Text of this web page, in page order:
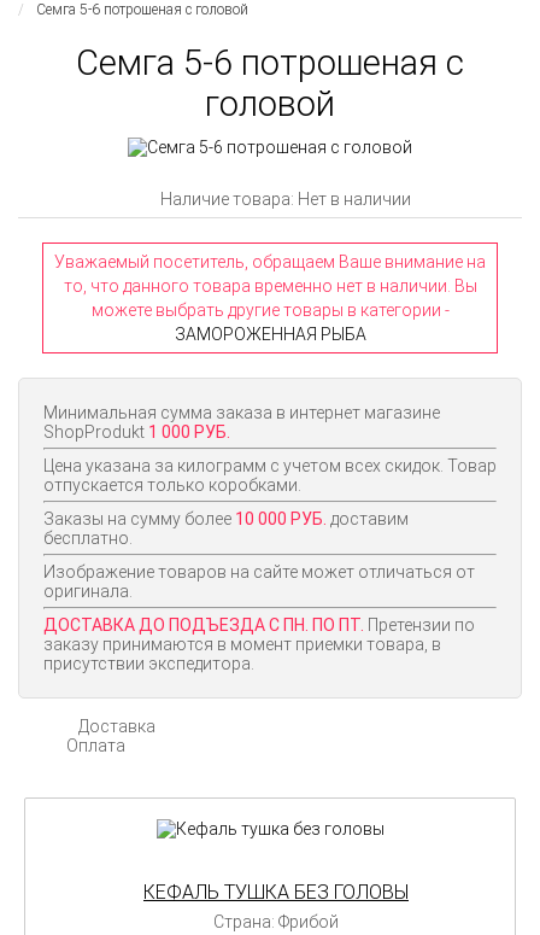
Семга 5-6 потрошеная с головой
Семга 5-6 потрошеная с
головой
Наличие товара: Нет в наличии
Уважаемый посетитель, обращаем Ваше внимание на
то, что данного товара временно нет в наличии. Вы
можете выбрать другие товары в категории -
ЗАМОРОЖЕННАЯ РЫБА
Минимальная сумма заказа в интернет магазине
ShopProdukt 1 000 РУБ.
Цена указана за килограмм с учетом всех скидок. Товар
отпускается только коробками.
Заказы на сумму более 10 000 РУБ. доставим
бесплатно.
Изображение товаров на сайте может отличаться от
оригинала.
ДОСТАВКА ДО ПОДЪЕЗДА С ПН. ПО ПТ. Претензии по
заказу принимаются в момент приемки товара, в
присутствии экспедитора.
Доставка
Оплата
КЕФАЛЬ ТУШКА БЕЗ ГОЛОВЫ
Страна: Фрибой